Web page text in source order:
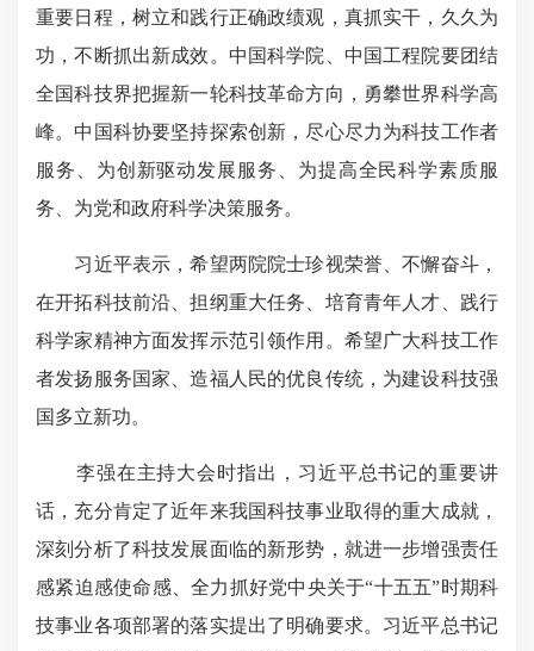
重要日程，树立和践行正确政绩观，真抓实干，久久为
功，不断抓出新成效。中国科学院、中国工程院要团结
全国科技界把握新一轮科技革命方向，勇攀世界科学高
峰。中国科协要坚持探索创新，尽心尽力为科技工作者
服务、为创新驱动发展服务、为提高全民科学素质服
务、为党和政府科学决策服务。
习近平表示，希望两院院士珍视荣誉、不懈奋斗，
在开拓科技前沿、担纲重大任务、培育青年人才、践行
科学家精神方面发挥示范引领作用。希望广大科技工作
者发扬服务国家、造福人民的优良传统，为建设科技强
国多立新功。
李强在主持大会时指出，习近平总书记的重要讲
话，充分肯定了近年来我国科技事业取得的重大成就，
深刻分析了科技发展面临的新形势，就进一步增强责任
感紧迫感使命感、全力抓好党中央关于“十五五”时期科
技事业各项部署的落实提出了明确要求。习近平总书记